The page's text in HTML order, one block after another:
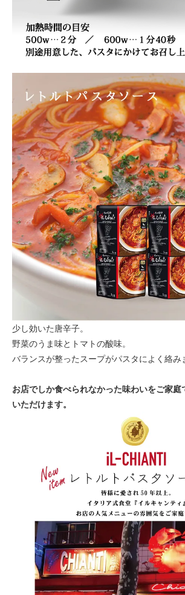
少し効いた唐辛子。
野菜のうま味とトマトの酸味。
バランスが整ったスープがパスタによく絡み
お店でしか食べられなかった味わいをご家庭
いただけます。